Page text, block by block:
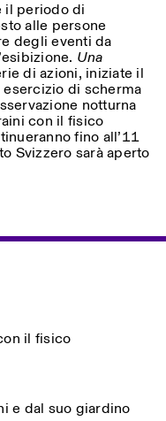
il periodo di
alle persone
degli eventi da
Una
di azioni, iniziate il
di scherma
notturna
con il fisico
fino all’11
Svizzero sarà aperto
il fisico
e dal suo giardino